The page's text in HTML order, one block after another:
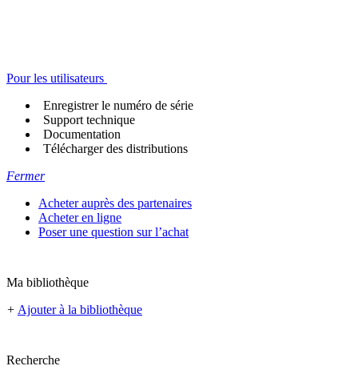
Pour les utilisateurs
Enregistrer le numéro de série
Support technique
Documentation
Télécharger des distributions
Fermer
Acheter auprès des partenaires
Acheter en ligne
Poser une question sur l’achat
Ma bibliothèque
+ Ajouter à la bibliothèque
Recherche